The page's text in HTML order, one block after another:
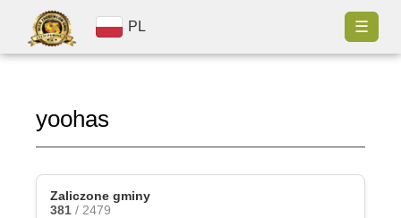
PL ☰
yoohas
Zaliczone gminy
381 / 2479